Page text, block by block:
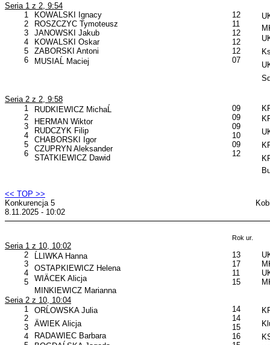
Seria 1 z 2, 9:54
1
2
3
4
5
6
KOWALSKI Ignacy
ROSZCZYC Tymoteusz
JANOWSKI Jakub
KOWALSKI Oskar
ZABORSKI Antoni
MUSIAĹ Maciej
12
11
12
12
12
07
Seria 2 z 2, 9:58
1
2
3
4
5
6
RUDKIEWICZ MichaĹ
HERMAN Wiktor
RUDCZYK Filip
CHABORSKI Igor
CZUPRYN Aleksander
STATKIEWICZ Dawid
09
09
09
10
09
12
<< TOP >>
Konkurencja 5
8.11.2025 - 10:02
Rok ur.
Seria 1 z 10, 10:02
2
3
4
5
ĹLIWKA Hanna
OSTAPKIEWICZ Helena
WIÄCEK Alicja
MINKIEWICZ Marianna
13
17
11
15
Seria 2 z 10, 10:04
1
2
3
4
ORĹOWSKA Julia
ÄWIEK Alicja
RADAWIEC Barbara
14
14
15
16